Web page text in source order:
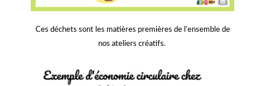
Ces déchets sont les matières premières de l’ensemble de
nos ateliers créatifs.